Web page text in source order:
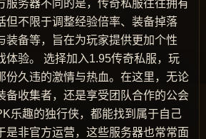
服务器不同的是，传奇私服往往拥有
但不限于调整经验倍率、装备掉落
装备等，旨在为玩家提供更加个性
体验。 选择加入1.95传奇私服，玩
份久违的激情与热血。在这里，无论
备收集者，还是享受团队合作的公会
乐趣的独行侠，都能找到属于自己
是非官方运营，这些服务器也常常面